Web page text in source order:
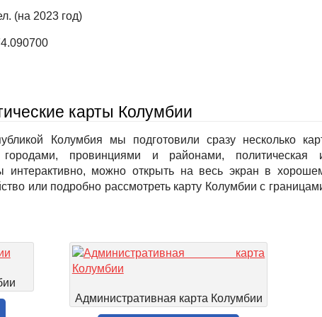
(на 2023 год)
карты Колумбии
Колумбия мы подготовили сразу несколько
провинциями и районами, политическая
интерактивно, можно открыть на весь экран в
или подробно рассмотреть карту Колумбии с
Административная карта Колумбии